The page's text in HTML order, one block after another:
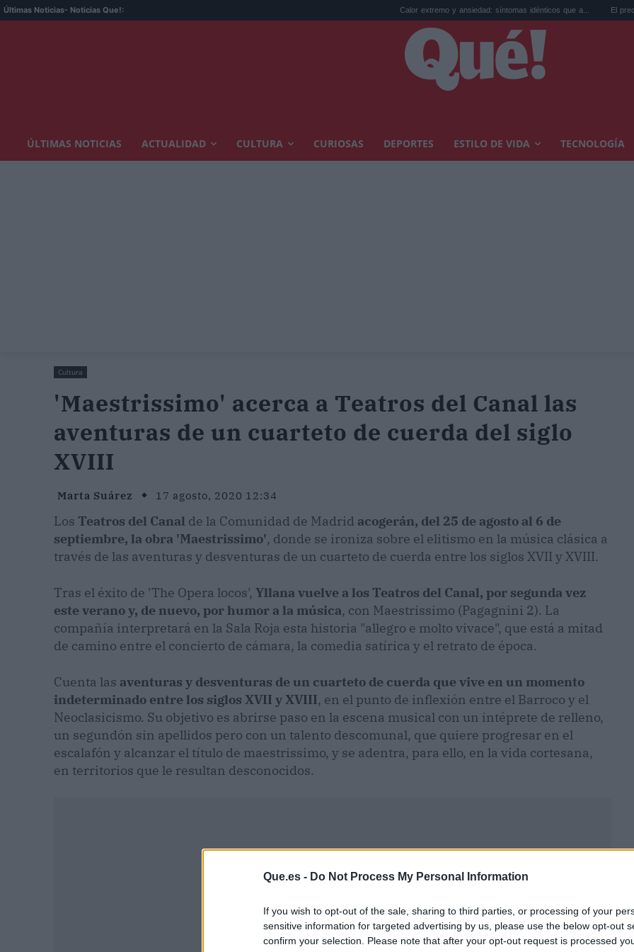
Que.es - Do Not Process My Personal Information
If you wish to opt-out of the sale, sharing to third parties, or processing of your
sensitive information for targeted advertising by us, please use the below opt-out
confirm your selection. Please note that after your opt-out request is processed
Últimas Noticias- Noticias Que!: Calor extremo y ansiedad: síntomas idénticos que a... El precio de la
ÚLTIMAS NOTICIAS ACTUALIDAD CULTURA CURIOSAS DEPORTES ESTILO DE VIDA TECNOLOGÍA
Cultura
'Maestrissimo' acerca a Teatros del Canal las
aventuras de un cuarteto de cuerda del siglo
XVIII
Marta Suárez 17 agosto, 2020 12:34
Los Teatros del Canal de la Comunidad de Madrid acogerán, del 25 de agosto al 6 de
septiembre, la obra 'Maestrissimo', donde se ironiza sobre el elitismo en la música clásica a
través de las aventuras y desventuras de un cuarteto de cuerda entre los siglos XVII y XVIII.
Tras el éxito de 'The Opera locos', Yllana vuelve a los Teatros del Canal, por segunda vez
este verano y, de nuevo, por humor a la música, con Maestrissimo (Pagagnini 2). La
compañía interpretará en la Sala Roja esta historia "allegro e molto vivace", que está a mitad
de camino entre el concierto de cámara, la comedia satírica y el retrato de época.
Cuenta las aventuras y desventuras de un cuarteto de cuerda que vive en un momento
indeterminado entre los siglos XVII y XVIII, en el punto de inflexión entre el Barroco y el
Neoclasicismo. Su objetivo es abrirse paso en la escena musical con un intéprete de relleno,
un segundón sin apellidos pero con un talento descomunal, que quiere progresar en el
escalafón y alcanzar el título de maestrissimo, y se adentra, para ello, en la vida cortesana,
en territorios que le resultan desconocidos.